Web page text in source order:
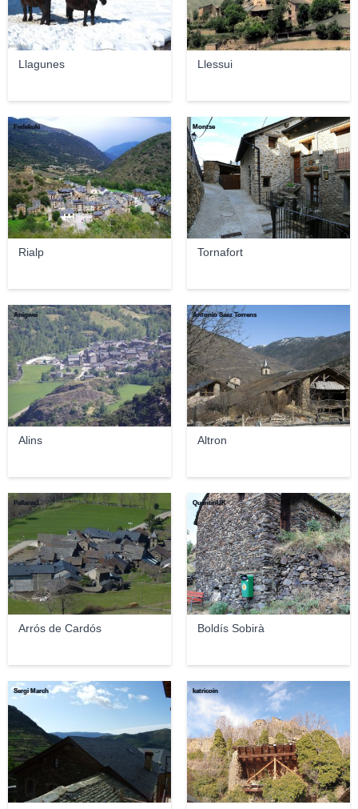
Llagunes Llessui
Rialp
Fedekuki
Tornafort
Montse
Alins
Anigwei
Altron
Antonio Saez Torrens
Arrós de Cardós
Pallares1
Boldís Sobirà
QuentinUK
Sergi March katricoin